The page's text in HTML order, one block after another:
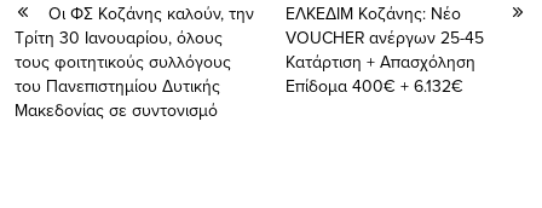
Οι ΦΣ Κοζάνης καλoύν, την
Τρίτη 30 Ιανουαρίου, όλους
τους φοιτητικούς συλλόγους
του Πανεπιστημίου Δυτικής
Μακεδονίας σε συντονισμό
ΕΛΚΕΔΙΜ Κοζάνης: Νέο
VOUCHER ανέργων 25-45
Κατάρτιση + Απασχόληση
Επίδομα 400€ + 6.132€